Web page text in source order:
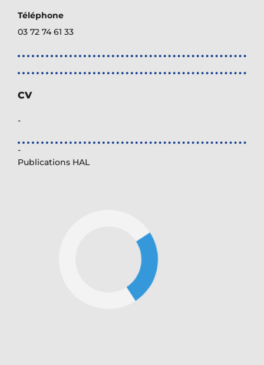
Téléphone
03 72 74 61 33
CV
-
-
Publications HAL